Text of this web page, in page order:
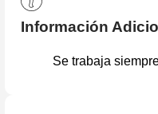
Información
Se trabaja